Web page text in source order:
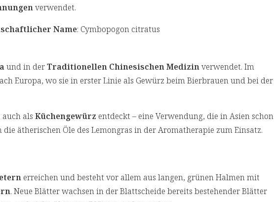
verwendet.
Name: Cymbopogon citratus
und in derTraditionellen Chinesischen Medizinverwendet. Im
Europa, wo sie in erster Linie als Gewürz beim Bierbrauen und bei der
als Küchengewürz entdeckt – eine Verwendung, die in Asien schon
ätherischen Öle des Lemongras in der Aromatherapie zum Einsatz.
erreichen und besteht vor allem aus langen, grünen Halmen mit
. Neue Blätter wachsen in der Blattscheide bereits bestehender Blätter